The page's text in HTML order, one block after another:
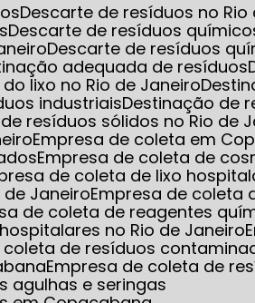
Descarte de resíduos no
Descarte de resíduos
Descarte de resíduos
adequada de resíduos
do lixo no Rio de Janeiro
industriais Destinação de
de resíduos sólidos no Rio de
Empresa de coleta em
Empresa de coleta de
de coleta de lixo
de Janeiro Empresa de
de coleta de reagentes
no Rio de Janeiro
coleta de resíduos
Empresa de coleta de
agulhas e seringas